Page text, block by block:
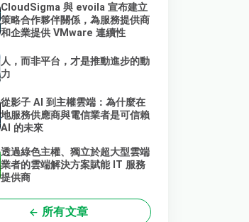
CloudSigma 與 evoila 宣布建立
策略合作夥伴關係，為服務提供商
和企業提供 VMware 連續性
人，而非平台，才是推動進步的動
力
從影子 AI 到主權雲端：為什麼在
地服務供應商與電信業者是可信賴
AI 的未來
透過綠色主權、獨立於超大型雲端
業者的雲端解決方案賦能 IT 服務
提供商
所有文章